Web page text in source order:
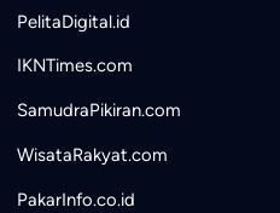
PelitaDigital.id
IKNTimes.com
SamudraPikiran.com
WisataRakyat.com
PakarInfo.co.id